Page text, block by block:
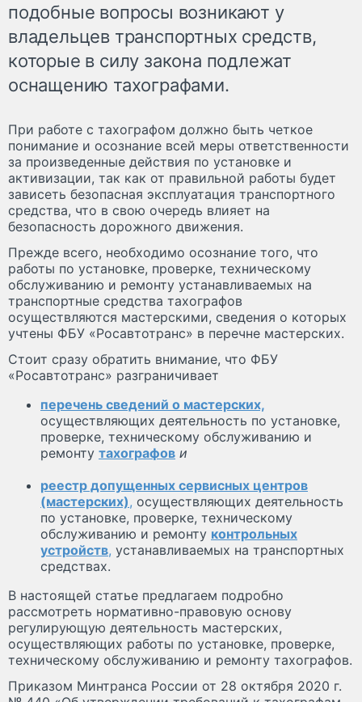
подобные вопросы возникают у
владельцев транспортных средств,
которые в силу закона подлежат
оснащению тахографами.
При работе с тахографом должно быть четкое
понимание и осознание всей меры ответственности
за произведенные действия по установке и
активизации, так как от правильной работы будет
зависеть безопасная эксплуатация транспортного
средства, что в свою очередь влияет на
безопасность дорожного движения.
Прежде всего, необходимо осознание того, что
работы по установке, проверке, техническому
обслуживанию и ремонту устанавливаемых на
транспортные средства тахографов
осуществляются мастерскими, сведения о которых
учтены ФБУ «Росавтотранс» в перечне мастерских.
Стоит сразу обратить внимание, что ФБУ
«Росавтотранс» разграничивает
перечень сведений о мастерских,
осуществляющих деятельность по установке,
проверке, техническому обслуживанию и
ремонту тахографов и
реестр допущенных сервисных центров
(мастерских), осуществляющих деятельность
по установке, проверке, техническому
обслуживанию и ремонту контрольных
устройств, устанавливаемых на транспортных
средствах.
В настоящей статье предлагаем подробно
рассмотреть нормативно-правовую основу
регулирующую деятельность мастерских,
осуществляющих работы по установке, проверке,
техническому обслуживанию и ремонту тахографов.
Приказом Минтранса России от 28 октября 2020 г.